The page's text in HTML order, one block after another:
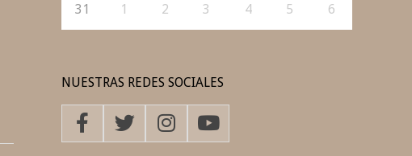
31 1 2 3 4 5 6
NUESTRAS REDES SOCIALES